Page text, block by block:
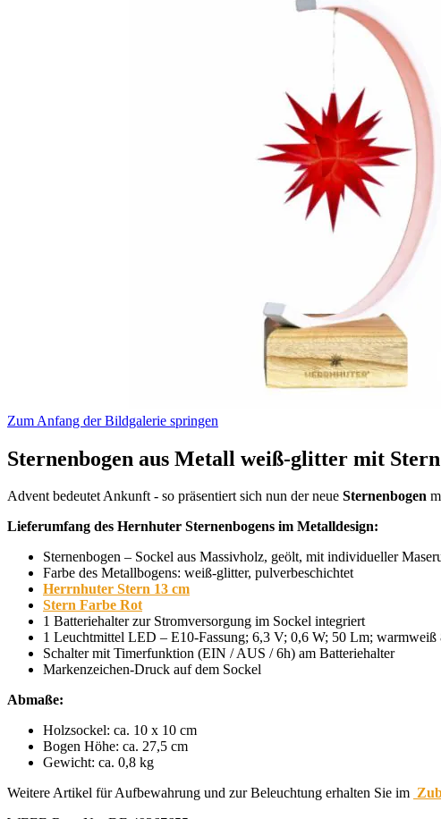
Zum Anfang der Bildgalerie springen
Sternenbogen aus Metall weiß-glitter mit
Advent bedeutet Ankunft - so präsentiert sich nun der neue Sternenbogen
Lieferumfang des Hernhuter Sternenbogens im Metalldesign:
Sternenbogen – Sockel aus Massivholz, geölt, mit individueller
Farbe des Metallbogens: weiß-glitter, pulverbeschichtet
Herrnhuter Stern 13 cm
Stern Farbe Rot
1 Batteriehalter zur Stromversorgung im Sockel integriert
1 Leuchtmittel LED – E10-Fassung; 6,3 V; 0,6 W; 50 Lm; warmweiß
Schalter mit Timerfunktion (EIN / AUS / 6h) am Batteriehalter
Markenzeichen-Druck auf dem Sockel
Abmaße:
Holzsockel: ca. 10 x 10 cm
Bogen Höhe: ca. 27,5 cm
Gewicht: ca. 0,8 kg
Weitere Artikel für Aufbewahrung und zur Beleuchtung erhalten Sie im